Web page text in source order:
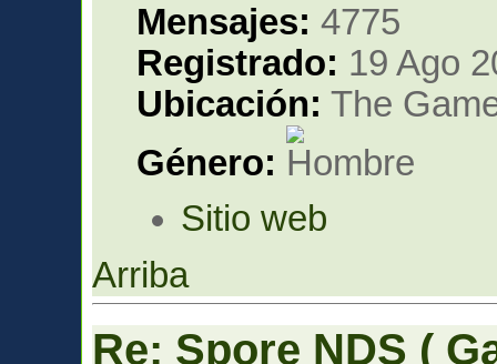
Mensajes: 4775
Registrado: 19 Ago
Ubicación: The
Género:
Sitio web
Arriba
Re: Spore NDS (